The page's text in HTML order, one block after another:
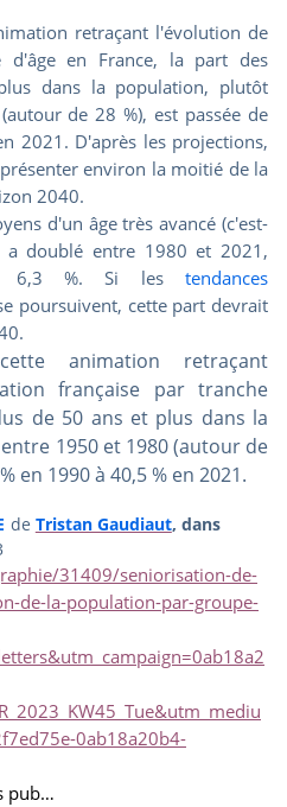
retraçant l'évolution de
d'âge en France, la part des
dans la population, plutôt
de 28 %), est passée de
2021. D'après les projections,
environ la moitié de la
2040.
d'un âge très avancé (c'est-
doublé entre 1980 et 2021,
6,3 %. Si les tendances
poursuivent, cette part devrait
animation retraçant
française par tranche
de 50 ans et plus dans la
1950 et 1980 (autour de
en 1990 à 40,5 % en 2021.
de Tristan Gaudiaut, dans
31409/seniorisation-de-
de-la-population-par-groupe-
0ab18a20b4-
pub…